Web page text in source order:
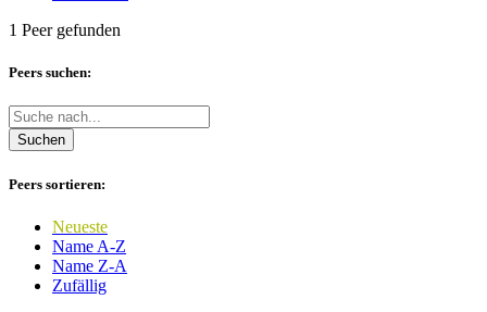
1 Peer gefunden
Peers suchen:
Suchen
Peers sortieren:
Neueste
Name A-Z
Name Z-A
Zufällig